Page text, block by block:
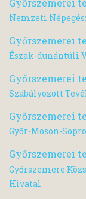
Nemzeti
Győrszemerei
Észak-dunántúli
Győrszemerei
Szabályozott
Győrszemerei
Győr-Moson-
Győrszemerei
Győrszemere
Hivatal